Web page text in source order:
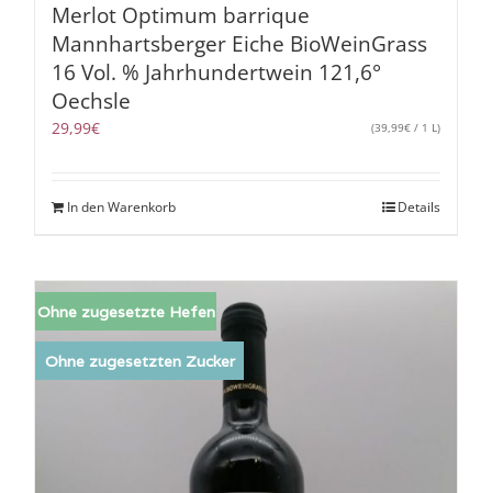
Merlot Optimum barrique
Mannhartsberger Eiche BioWeinGrass
16 Vol. % Jahrhundertwein 121,6°
Oechsle
29,99€ (39,99€/ 1 L)
In den Warenkorb Details
Ohne zugesetzte Hefen
Ohne zugesetzten Zucker